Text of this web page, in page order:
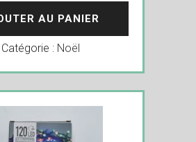
AU PANIER
Catégorie : Noël